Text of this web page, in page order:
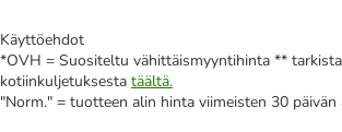
Käyttöehdot
*OVH = Suositeltu vähittäismyyntihinta **
kotiinkuljetuksesta täältä.
"Norm." = tuotteen alin hinta viimeisten 30 päivän